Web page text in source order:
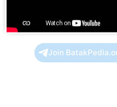
Join